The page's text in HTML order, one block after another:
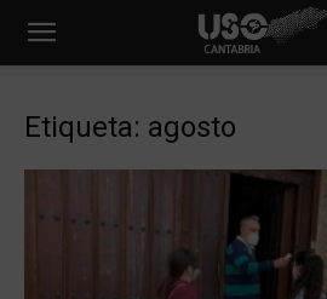
Etiqueta: agosto